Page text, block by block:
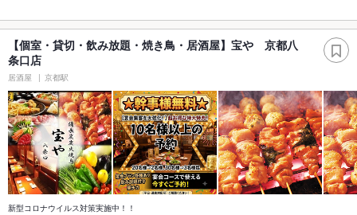
【個室・貸切・飲み放題・焼き鳥・居酒屋】宝や 京都八
条口店
居酒屋 京都駅
新型コロナウイルス対策実施中！！